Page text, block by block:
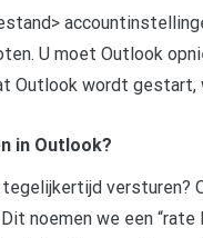
U moet Outlook
Outlook wordt
in Outlook?
noemen we een